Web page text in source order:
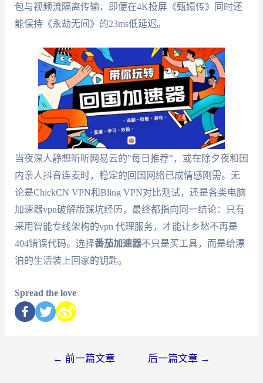
包与视频流隔离传输，即便在4K投屏《甄嬛传》同时还
能保持《永劫无间》的23ms低延迟。
当夜深人静想听听网易云的"每日推荐"，或在除夕夜和国
内亲人抖音连麦时，稳定的回国网络已成情感刚需。无
论是ChickCN VPN和Bling VPN对比测试，还是各类电脑
加速器vpn破解版踩坑经历，最终都指向同一结论：只有
采用智能专线架构的vpn 代理服务，才能让乡愁不再是
404错误代码。选择番茄加速器不只是买工具，而是给漂
泊的生活装上回家的钥匙。
Spread the love
← 前一篇文章 后一篇文章 →